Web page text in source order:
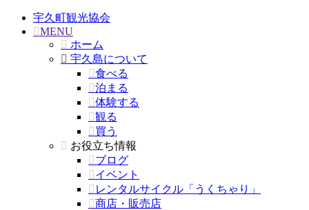
宇久町観光協会
MENU
ホーム
宇久島について
食べる
泊まる
体験する
観る
買う
お役立ち情報
ブログ
イベント
レンタルサイクル「うくちゃり」
商店・販売店